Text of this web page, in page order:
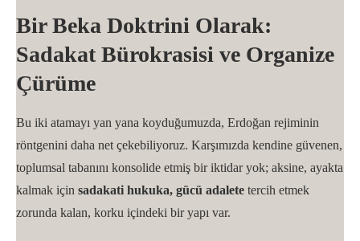
Bir Beka Doktrini Olarak:
Sadakat Bürokrasisi ve Organize
Çürüme
Bu iki atamayı yan yana koyduğumuzda, Erdoğan rejiminin
röntgenini daha net çekebiliyoruz. Karşımızda kendine güvenen,
toplumsal tabanını konsolide etmiş bir iktidar yok; aksine, ayakta
kalmak için sadakati hukuka, gücü adalete tercih etmek
zorunda kalan, korku içindeki bir yapı var.